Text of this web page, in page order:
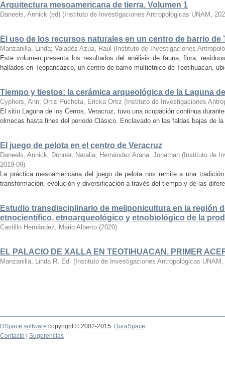
Arquitectura mesoamericana de tierra. Volumen 1
Daneels, Annick (ed) ( Instituto de Investigaciones Antropológicas UNAM ,
El uso de los recursos naturales en un centro de barrio de
Manzanilla, Linda; Valadéz Azúa, Raúl ( Instituto de Investigaciones
Este volumen presenta los resultados del análisis de fauna, flora,
hallados en Teopancazco, un centro de barrio multiétnico de Teotihuacan,
Tiempo y tiestos: la cerámica arqueológica de la Laguna
Cyphers, Ann; Ortiz Pucheta, Ericka Ortiz ( Instituto de Investigaciones
El sitio Laguna de los Cerros, Veracruz, tuvo una ocupación continua
olmecas hasta fines del periodo Clásico. Enclavado en las faldas bajas de
El juego de pelota en el centro de Veracruz
Daneels, Annick; Donner, Natalia; Hernández Arana, Jonathan ( Instituto de
2019-09)
La práctica mesoamericana del juego de pelota nos remite a una
transformación, evolución y diversificación a través del tiempo y de las
Estudio transdisciplinario de meliponicultura en la región
etnocientífico, etnoarqueológico y etnobiológico de la
Castillo Hernández, Mario Alberto (2020)
EL PALACIO DE XALLA EN TEOTIHUACAN. PRIMER
Manzanilla, Linda R, Ed. ( Instituto de Investigaciones Antropológicas UNAM ,
DSpace software copyright © 2002-2015
DuraSpace
Contacto
Sugerencias